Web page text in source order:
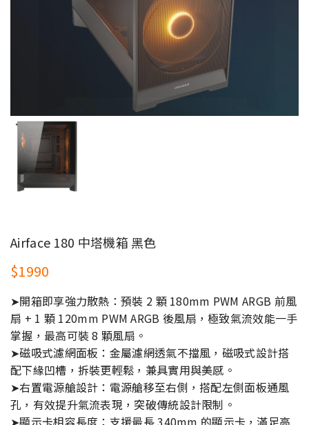
Airface 180 中塔機箱 黑色
$1990
➤開箱即享強力散熱：預裝 2 顆 180mm PWM ARGB 前風
扇 + 1 顆 120mm PWM ARGB 後風扇，極致氣流效能一手
掌握，最高可裝 8 顆風扇。
➤磁吸式濾網面板：金屬濾網透氣不擋風，磁吸式設計搭
配下緣凹槽，拆裝更輕鬆，兼具實用與美感。
➤右置電源艙設計：電源艙移至右側，搭配左側面板通風
孔，有效提升氣流表現，突破傳統設計限制。
➤顯示卡相容長度：支援最長 340mm 的顯示卡，滿足高